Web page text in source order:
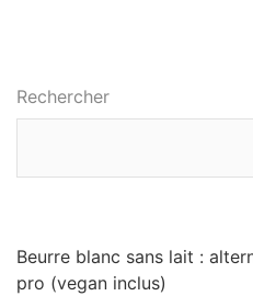
Rechercher
Beurre blanc sans lait :
pro (vegan inclus)